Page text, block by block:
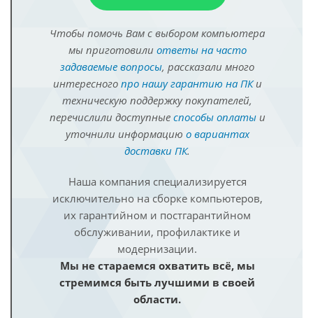
Чтобы помочь Вам с выбором компьютера
мы приготовили ответы на часто
задаваемые вопросы, рассказали много
интересного про нашу гарантию на ПКи
техническую поддержку покупателей,
перечислили доступные способы оплатыи
уточнили информацию о вариантах
доставки ПК.
Наша компания специализируется
исключительно на сборке компьютеров,
их гарантийном и постгарантийном
обслуживании, профилактике и
модернизации.
Мы не стараемся охватить всё, мы
стремимся быть лучшими в своей
области.